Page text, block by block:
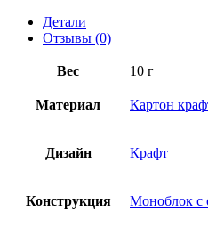
Детали
Отзывы (0)
Вес 10 г
Материал Картон
Дизайн Крафт
Конструкция Моноблок с